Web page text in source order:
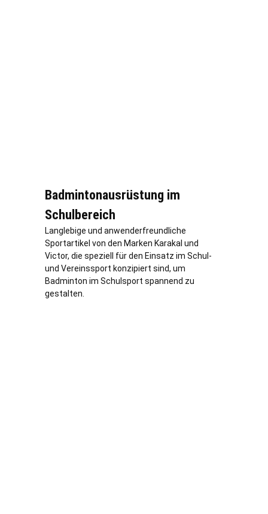
Badmintonausrüstung im
Schulbereich
Langlebige und anwenderfreundliche
Sportartikel von den Marken Karakal und
Victor, die speziell für den Einsatz im Schul-
und Vereinssport konzipiert sind, um
Badminton im Schulsport spannend zu
gestalten.